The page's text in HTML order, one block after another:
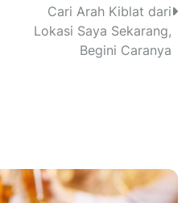
Cari Arah Kiblat dari
Lokasi Saya Sekarang,
Begini Caranya